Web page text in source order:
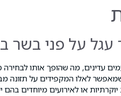
עגל על פני בשר
עדינים, מה שהופך אותו
לאלו המקפידים על תזונה
או לאירועים מיוחדים